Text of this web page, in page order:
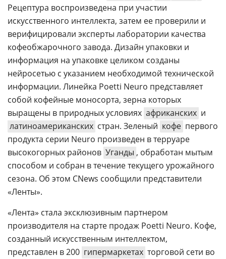
Рецептура воспроизведена при участии
искусственного интеллекта, затем ее проверили и
верифицировали эксперты лаборатории качества
кофеобжарочного завода. Дизайн упаковки и
информация на упаковке целиком созданы
нейросетью с указанием необходимой технической
информации. Линейка Poetti Neuro представляет
собой кофейные моносорта, зерна которых
выращены в природных условиях африканских и
латиноамериканских стран. Зеленый кофе первого
продукта серии Neuro произведен в терруаре
высокогорных районов Уганды , обработан мытым
способом и собран в течение текущего урожайного
сезона. Об этом CNews сообщили представители
«Ленты».
«Лента» стала эксклюзивным партнером
производителя на старте продаж Poetti Neuro. Кофе,
созданный искусственным интеллектом,
представлен в 200 гипермаркетах торговой сети во